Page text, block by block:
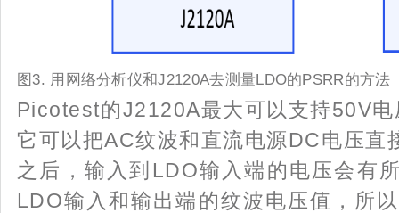
图3. 用网络分析仪和J2120A去测量LDO的PSRR的方法
Picotest的J2120A最大可以支持50V
它可以把AC纹波和直流电源DC电压
之后，输入到LDO输入端的电压会有
LDO输入和输出端的纹波电压值，所